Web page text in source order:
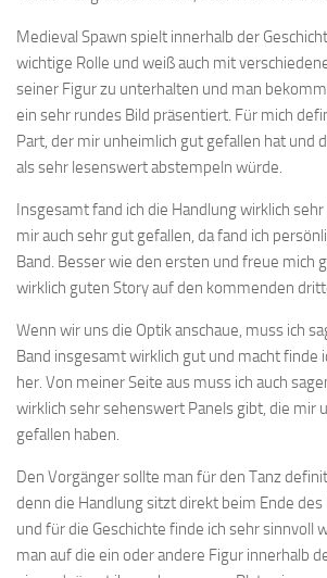
Medieval Spawn spielt innerhalb der
wichtige Rolle und weiß auch mit
seiner Figur zu unterhalten und man
ein sehr rundes Bild präsentiert. Für mich
Part, der mir unheimlich gut gefallen hat und
als sehr lesenswert abstempeln würde.
Insgesamt fand ich die Handlung wirklich
mir auch sehr gut gefallen, da fand ich
Band. Besser wie den ersten und freue mich
wirklich guten Story auf den kommenden
Wenn wir uns die Optik anschaue, muss ich
Band insgesamt wirklich gut und macht finde
her. Von meiner Seite aus muss ich auch
wirklich sehr sehenswert Panels gibt, die mir
gefallen haben.
Den Vorgänger sollte man für den Tanz
denn die Handlung sitzt direkt beim Ende
und für die Geschichte finde ich sehr sinnvoll
man auf die ein oder andere Figur innerhalb